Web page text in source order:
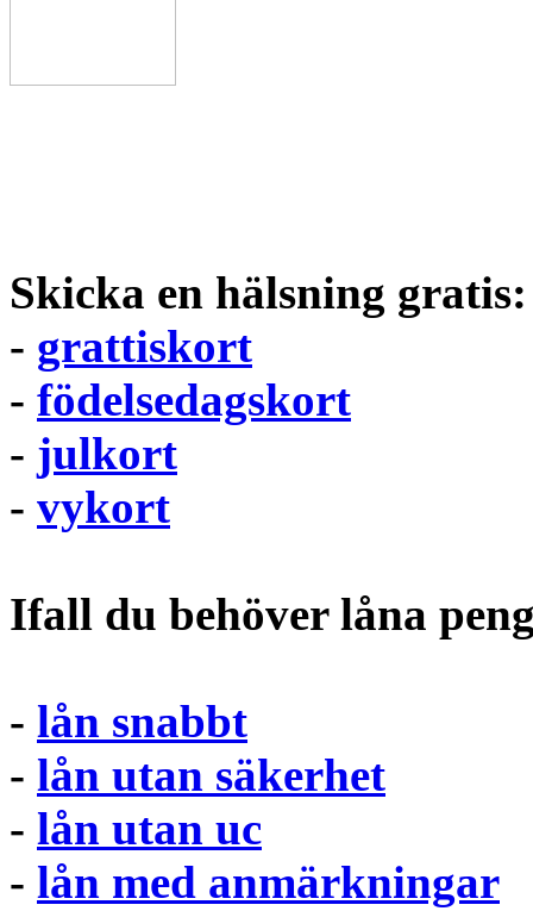
Skicka en hälsning gratis:
- grattiskort
- födelsedagskort
- julkort
- vykort
Ifall du behöver låna
- lån snabbt
- lån utan säkerhet
- lån utan uc
- lån med anmärkningar